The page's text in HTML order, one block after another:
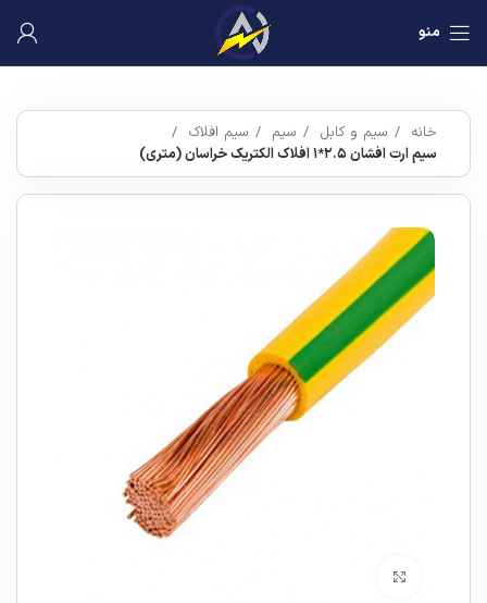
منو
خانه سیم و کابل سیم
سیم افلاک
سیم ارت افشان ۲.۵*۱ افلاک الکتریک خراسان (متری)